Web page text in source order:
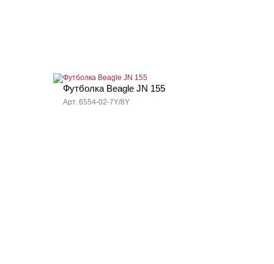
Футболка Beagle JN 155
Арт. 6554-02-7Y/8Y